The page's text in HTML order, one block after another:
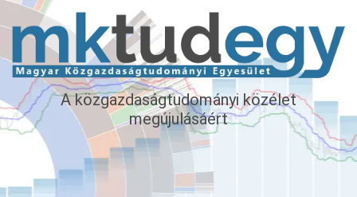
A közgazdaságtudományi közélet
megújulásáért